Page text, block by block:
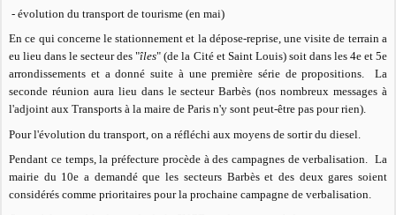
- évolution du transport de tourisme (en mai)
En ce qui concerne le stationnement et la dépose-reprise, une visite de terrain a
eu lieu dans le secteur des "îles" (de la Cité et Saint Louis) soit dans les 4e et 5e
arrondissements et a donné suite à une première série de propositions. La
seconde réunion aura lieu dans le secteur Barbès (nos nombreux messages à
l'adjoint aux Transports à la maire de Paris n'y sont peut-être pas pour rien).
Pour l'évolution du transport, on a réfléchi aux moyens de sortir du diesel.
Pendant ce temps, la préfecture procède à des campagnes de verbalisation. La
mairie du 10e a demandé que les secteurs Barbès et des deux gares soient
considérés comme prioritaires pour la prochaine campagne de verbalisation.